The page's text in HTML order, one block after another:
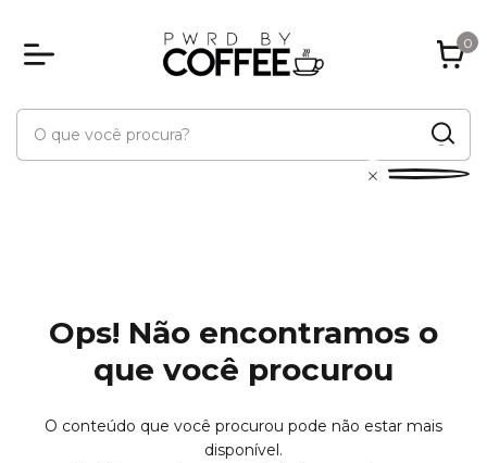
0
Ops! Não encontramos o
que você procurou
O conteúdo que você procurou pode não estar mais
disponível.